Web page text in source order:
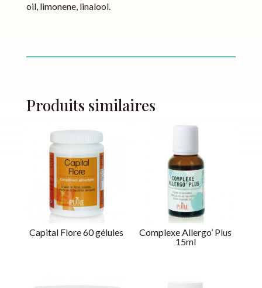
oil, limonene, linalool.
Produits similaires
Capital Flore 60 gélules
Complexe Allergo’ Plus
15ml